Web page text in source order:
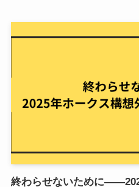
終わらせないために